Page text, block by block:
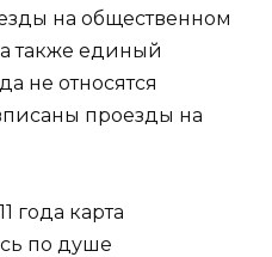
на общественном
также единый
не относятся
проезды на
года карта
по душе